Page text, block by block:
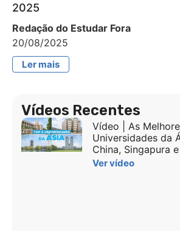
2025
Redação do Estudar Fora
20/08/2025
Ler mais
Vídeos Recentes
Vídeo | As
Universidades da
China, Singapura
Ver vídeo